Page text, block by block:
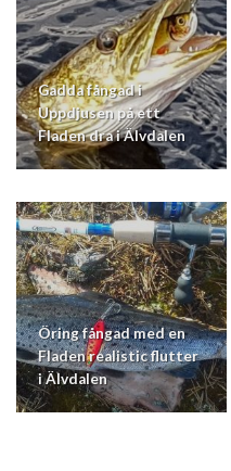
Gadda fångad i
Uppdjusen på ett
Fladen dra i Älvdalen
Öring fångad med en
Fladen realistic flutter
i Älvdalen